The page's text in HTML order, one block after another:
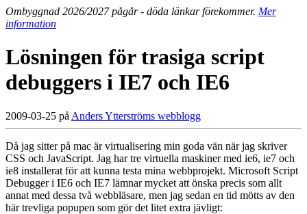
Ombyggnad 2026/2027 pågår - döda länkar förekommer. Mer
information
Lösningen för trasiga script
debuggers i IE7 och IE6
2009-03-25 på Anders Ytterströms webblogg
Då jag sitter på mac är virtualisering min goda vän när jag skriver
CSS och JavaScript. Jag har tre virtuella maskiner med ie6, ie7 och
ie8 installerat för att kunna testa mina webbprojekt. Microsoft Script
Debugger i IE6 och IE7 lämnar mycket att önska precis som allt
annat med dessa två webbläsare, men jag sedan en tid mötts av den
här trevliga popupen som gör det litet extra jävligt: